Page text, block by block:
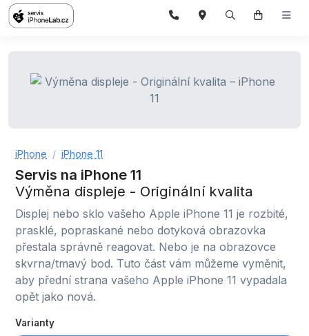
iPhone iPhone 11
Servis na iPhone 11
Výměna displeje - Originální kvalita
Displej nebo sklo vašeho Apple iPhone 11 je rozbité,
prasklé, popraskané nebo dotyková obrazovka
přestala správně reagovat. Nebo je na obrazovce
skvrna/tmavý bod. Tuto část vám můžeme vyměnit,
aby přední strana vašeho Apple iPhone 11 vypadala
opět jako nová.
Varianty